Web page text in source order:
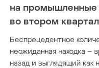
на промышленные
во втором
Беспрецедентное
неожиданная находка –
назад и выглядящий